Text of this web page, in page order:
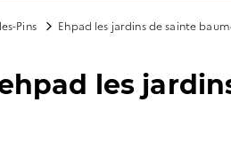
Pins
Ehpad les jardins de sainte
les